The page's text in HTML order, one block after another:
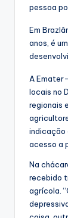
pessoa
Em
anos, é
A
locais no
regionais
indicação
acesso a
Na
recebido
agrícola.